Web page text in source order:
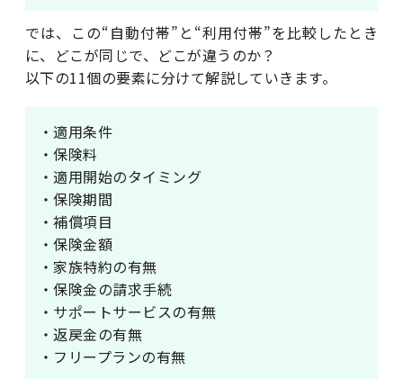
では、この“自動付帯”と“利用付帯”を比較したとき
に、どこが同じで、どこが違うのか？
以下の11個の要素に分けて解説していきます。
・適用条件
・保険料
・適用開始のタイミング
・保険期間
・補償項目
・保険金額
・家族特約の有無
・保険金の請求手続
・サポートサービスの有無
・返戻金の有無
・フリープランの有無